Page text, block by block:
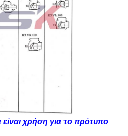
χρήση για το πρότυπο